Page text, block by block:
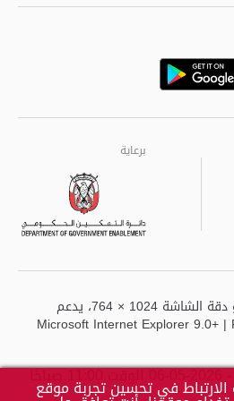
برعاية
أفضل عرض لهذا الموقع هو دقة الشاشة 1024 × 764، يدعم
Microsoft Internet Explorer 9.0+
11:00 صباحًا في تحسين تجربة موقع